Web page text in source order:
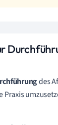
des
Praxis